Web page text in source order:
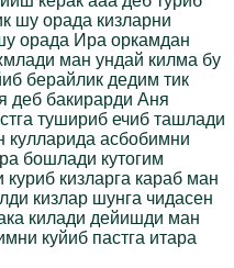
шу орада кизларни
орада Ира оркамдан
ман ундай килма бу
берайлик дедим тик
деб бакирарди Аня
тушириб ечиб ташлади
кулларида асбобимни
бошлади кутогим
куриб кизларга караб ман
кизлар шунга чидасен
килади дейишди ман
куйиб пастга итара